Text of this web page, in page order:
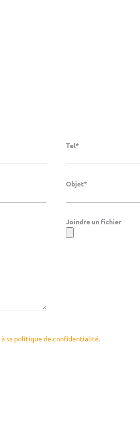
Tel*
Objet*
Joindre un fichier
à sa politique de confidentialité.